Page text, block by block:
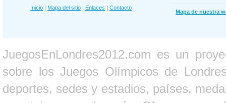
Inicio | Mapa del sitio | Enlaces | Contacto
Mapa de nuestra
JuegosEnLondres2012.com es un
sobre los Juegos Olímpicos de
deportes, sedes y estadios, países,